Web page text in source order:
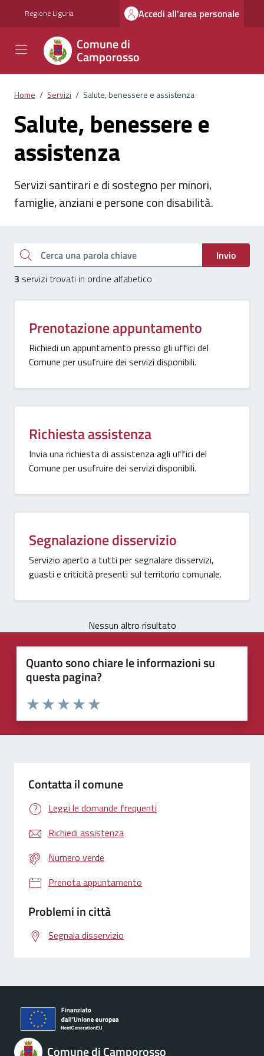
Regione Liguria Accedi all'area personale
Comune di
Camporosso
Home / Servizi / Salute, benessere e assistenza
Salute, benessere e
assistenza
Servizi santirari e di sostegno per minori,
famiglie, anziani e persone con disabilità.
Cerca una parola chiave
Invio
3 servizi trovati in ordine alfabetico
Prenotazione appuntamento
Richiedi un appuntamento presso gli uffici del
Comune per usufruire dei servizi disponibili.
Richiesta assistenza
Invia una richiesta di assistenza agli uffici del
Comune per usufruire dei servizi disponibili.
Segnalazione disservizio
Servizio aperto a tutti per segnalare disservizi,
guasti e criticità presenti sul territorio comunale.
Nessun altro risultato
Quanto sono chiare le informazioni su
questa pagina?
Valuta 5 stelle su 5
Valuta 4 stelle su 5
Valuta 3 stelle su 5
Valuta 2 stelle su 5
Valuta 1 stelle su 5
Contatta il comune
Leggi le domande frequenti
Richiedi assistenza
Numero verde
Prenota appuntamento
Problemi in città
Segnala disservizio
Comune di Camporosso